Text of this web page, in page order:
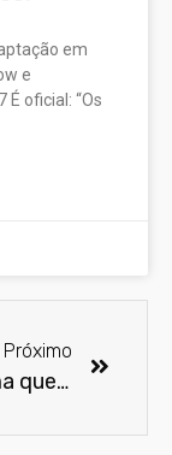
em
e
oficial: “Os
Próximo
ONU afirma que Internet chegará a 3 bilhões de usuários até o fim de 2014